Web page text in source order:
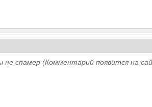
спамер (Комментарий появится на